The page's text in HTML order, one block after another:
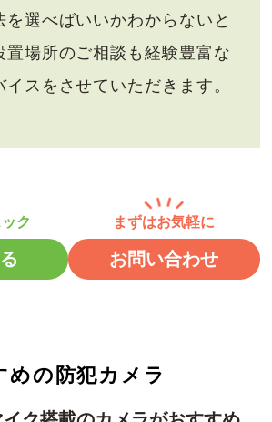
を選べばいいかわからないと
置場所のご相談も経験豊富な
スをさせていただきます。
お問い合わせ
めの防犯カメラ